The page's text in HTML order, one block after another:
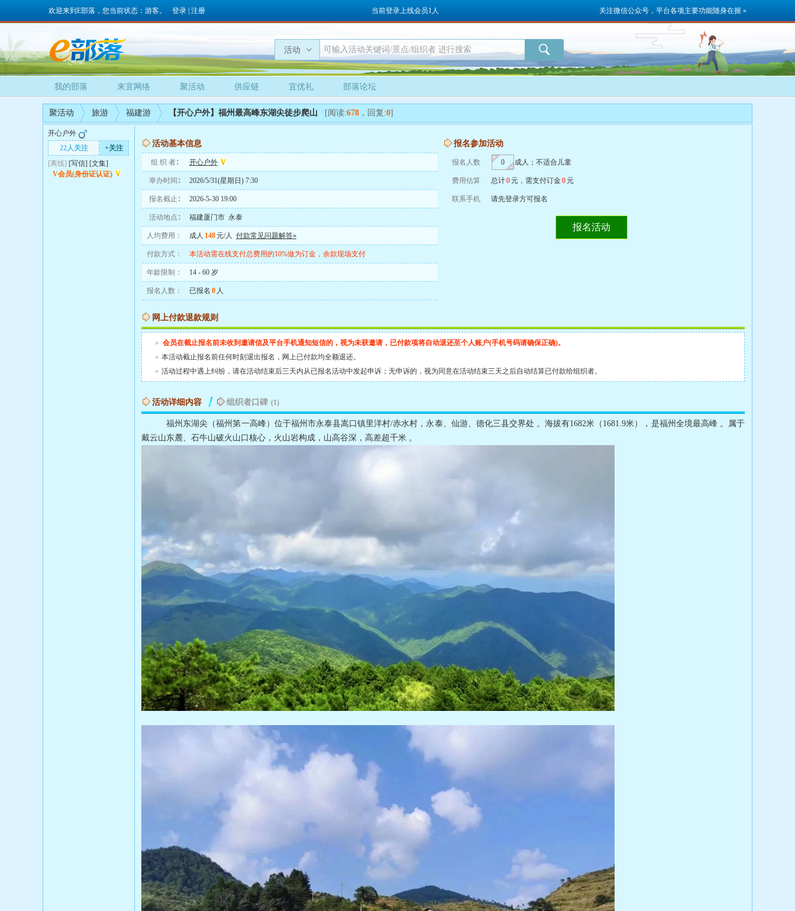
关注微信公众号，平台各项主要功能随身在握 »
欢迎来到E部落，您当前状态：游客。 登录 注册 当前登录上线会员1人
活动
我的部落 来宜网络 聚活动 供应链 宜优礼 部落论坛
聚活动 旅游 福建游 【开心户外】福州最高峰东湖尖徒步爬山 [阅读:678 ，回复:0]
开心户外
22人关注
+关注
[离线] [写信] [文集]
V会员(身份证认证)
活动基本信息
组 织 者∶ 开心户外
举办时间∶ 2026/5/31(星期日) 7:30
报名截止∶ 2026-5-30 19:00
活动地点∶ 福建厦门市 永泰
人均费用： 成人 148元/人 付款常见问题解答»
付款方式： 本活动需在线支付总费用的10%做为订金，余款现场支付
年龄限制： 14 - 60 岁
报名人数： 已报名 0 人
报名参加活动
报名人数 成人； 不适合 儿童
费用估算 总计0元，需支付订金0元
联系手机 请先登录方可报名
报名活动
网上付款退款规则
» 会员在截止报名前未收到邀请信及平台手机通知短信的，视为未获邀请，已付款项将自动退还至个人账户(手机号码请确保正确)。
» 本活动截止报名前任何时刻退出报名，网上已付款均全额退还。
» 活动过程中遇上纠纷，请在活动结束后三天内从已报名活动中发起申诉；无申诉的，视为同意在活动结束三天之后自动结算已付款给组织者。
活动详细内容 组织者口碑 (1)
福州东湖尖（福州第一高峰）位于福州市永泰县嵩口镇里洋村/赤水村，永泰、仙游、德化三县交界处 。海拔有1682米（1681.9米），是福州全境最高峰 。属于
戴云山东麓、石牛山破火山口核心，火山岩构成，山高谷深，高差超千米 。